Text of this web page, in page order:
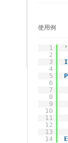
使用例
1
2
3
4
5
6
7
8
9
10
11
12
13
14